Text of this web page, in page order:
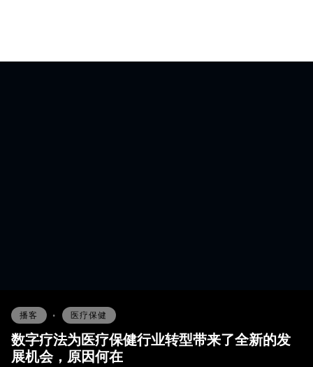
播客 • 医疗保健
数字疗法为医疗保健行业转型带来了全新的发
展机会，原因何在